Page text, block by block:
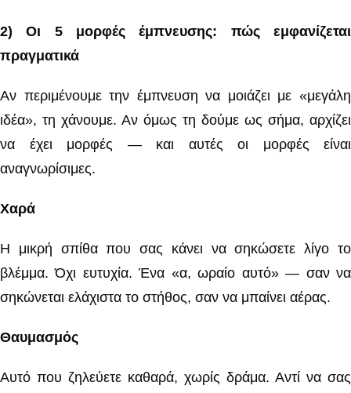
2) Οι 5 μορφές έμπνευσης: πώς εμφανίζεται
πραγματικά
Αν περιμένουμε την έμπνευση να μοιάζει με «μεγάλη
ιδέα», τη χάνουμε. Αν όμως τη δούμε ως σήμα, αρχίζει
να έχει μορφές — και αυτές οι μορφές είναι
αναγνωρίσιμες.
Χαρά
Η μικρή σπίθα που σας κάνει να σηκώσετε λίγο το
βλέμμα. Όχι ευτυχία. Ένα «α, ωραίο αυτό» — σαν να
σηκώνεται ελάχιστα το στήθος, σαν να μπαίνει αέρας.
Θαυμασμός
Αυτό που ζηλεύετε καθαρά, χωρίς δράμα. Αντί να σας